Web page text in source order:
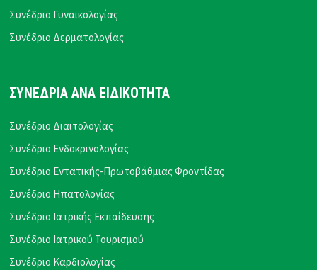
Συνέδριο Γυναικολογίας
Συνέδριο Δερματολογίας
ΣΥΝΕΔΡΙΑ ΑΝΑ ΕΙΔΙΚΟΤΗΤΑ
Συνέδριο Διαιτολογίας
Συνέδριο Ενδοκρινολογίας
Συνέδριο Εντατικής-Πρωτοβάθμιας Φροντίδας
Συνέδριο Ηπατολογίας
Συνέδριο Ιατρικής Εκπαίδευσης
Συνέδριο Ιατρικού Τουρισμού
Συνέδριο Καρδιολογίας